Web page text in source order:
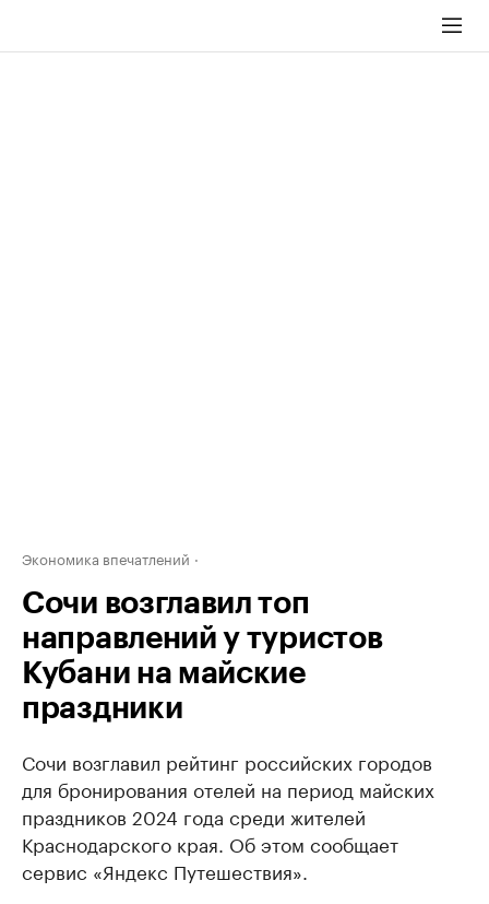
Экономика впечатлений
Сочи возглавил топ
направлений у туристов
Кубани на майские
праздники
Сочи возглавил рейтинг российских городов
для бронирования отелей на период майских
праздников 2024 года среди жителей
Краснодарского края. Об этом сообщает
сервис «Яндекс Путешествия».